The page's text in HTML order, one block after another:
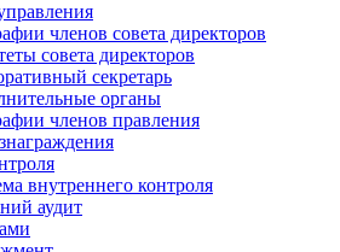
членов совета директоров
совета директоров
секретарь
органы
членов правления
внутреннего контроля
аудит